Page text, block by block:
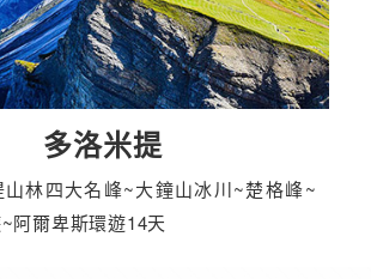
多洛米提
林四大名峰~大鐘山冰川~楚格峰~
阿爾卑斯環遊14天